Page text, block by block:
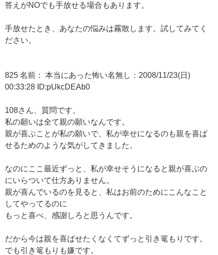
答えがNOでも手放せる場合もあります。
手放せたとき、あなたの悩みは霧散します。試してみてく
ださい。
825 名前： 本当にあった怖い名無し：2008/11/23(日)
00:33:28 ID:pUkcDEAb0
108さん、質問です。
私の願いは全て親の願いなんです。
親が喜ぶことが私の願いで、私が幸せになるのも親を喜ば
せるためのような気がしてきました。
なのにここ最近ずっと、私が幸せそうになると親が喜ぶの
にいらついて仕方ありません。
親が喜んでいるのを見ると、私はお前のためにこんなこと
してやってるのに
もっと喜べ、感謝しろと思うんです。
だから今は親を喜ばせたくなくてずっと引き篭もりです。
でも引き篭もりも嫌です。